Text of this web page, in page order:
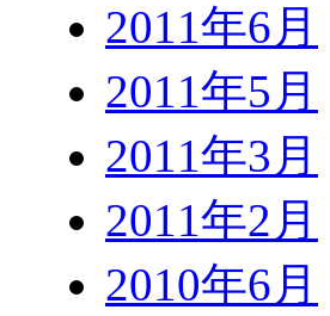
2011年6月
2011年5月
2011年3月
2011年2月
2010年6月